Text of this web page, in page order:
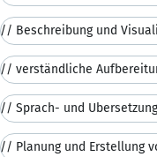
// verständliche
// Sprach- und